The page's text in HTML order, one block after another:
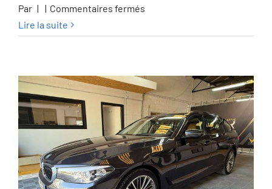
Par | | Commentaires fermés
Proace
2.0
D-
4D
Medium
Confort
L2
–
Lire la suite